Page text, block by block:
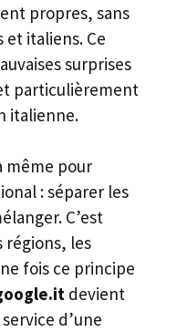
propres, sans
et italiens. Ce
surprises
particulièrement
italienne.
même pour
: séparer les
C’est
régions, les
fois ce principe
devient
d’une